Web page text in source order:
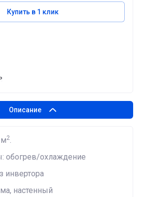
Купить в 1 клик
Описание
2.
обогрев/охлаждение
инвертора
настенный